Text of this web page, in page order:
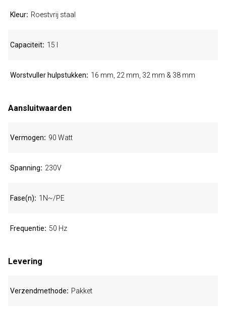
Kleur Roestvrij staal
Capaciteit 15 l
Worstvuller hulpstukken 16 mm, 22 mm, 32 mm & 38 mm
Aansluitwaarden
Vermogen 90 Watt
Spanning 230V
Fase(n) 1N~/PE
Frequentie 50 Hz
Levering
Verzendmethode Pakket